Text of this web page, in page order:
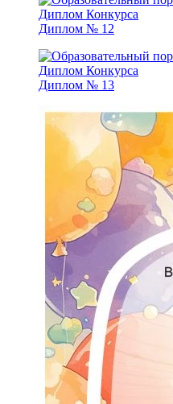
Диплом № 12
Диплом № 13